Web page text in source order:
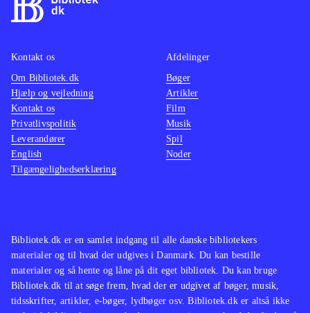
Bibliotek.dk er en samlet indgang til alle danske bibliotekers
materialer og til hvad der udgives i Danmark. Du kan bestille
materialer og så hente og låne på dit eget bibliotek. Du kan bruge
Bibliotek.dk til at søge frem, hvad der er udgivet af bøger, musik,
tidsskrifter, artikler, e-bøger, lydbøger osv. Bibliotek.dk er altså ikke
Kontakt os
Om Bibliotek.dk
Hjælp og vejledning
Kontakt os
Privatlivspolitik
Leverandører
English
Tilgængelighedserklæring
Afdelinger
Bøger
Artikler
Film
Musik
Spil
Noder